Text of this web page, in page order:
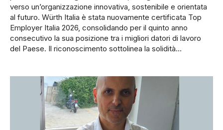
verso un’organizzazione innovativa, sostenibile e orientata
al futuro. Würth Italia è stata nuovamente certificata Top
Employer Italia 2026, consolidando per il quinto anno
consecutivo la sua posizione tra i migliori datori di lavoro
del Paese. Il riconoscimento sottolinea la solidità…